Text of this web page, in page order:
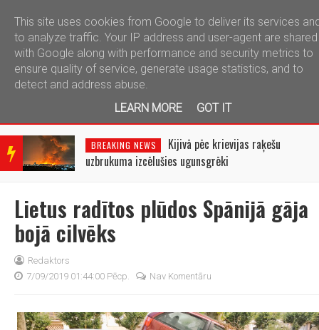
telegram
BRE
AKIN
NEW
BREAKING NEWS
Kijivā pēc krievijas raķešu
uzbrukuma izcēlušies ugunsgrēki
Lietus radītos plūdos Spānijā gāja
bojā cilvēks
Redaktors
7/09/2019 01:44:00 Pēcp.
Nav Komentāru
This site uses cookies from Google to deliver its services
to analyze traffic. Your IP address and user-agent are shared
with Google along with performance and security metrics to
ensure quality of service, generate usage statistics, and to
detect and address abuse.
LEARN MORE
GOT IT